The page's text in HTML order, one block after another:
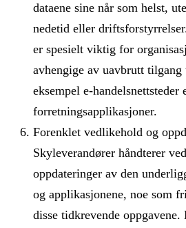
dataene sine når som helst,
nedetid eller
er spesielt viktig for
avhengige av uavbrutt
eksempel e-
forretningsapplikasjoner.
Forenklet vedlikehold og
Skyleverandører håndterer
oppdateringer av den
og applikasjonene, noe som
disse tidkrevende oppgavene.